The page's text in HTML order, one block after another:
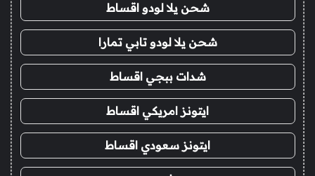
شحن يلا لودو اقساط
شحن يلا لودو تابي تمارا
شدات ببجي اقساط
ايتونز امريكي اقساط
ايتونز سعودي اقساط